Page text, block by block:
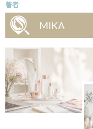
著者
MIKA